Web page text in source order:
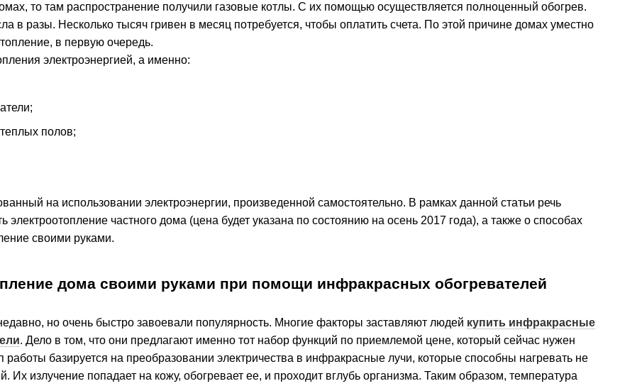
то там распространение получили газовые котлы. С их помощью осуществляется полноценный обогрев.
в разы. Несколько тысяч гривен в месяц потребуется, чтобы оплатить счета. По этой причине домах уместно
в первую очередь.
электроэнергией, а именно:
полов;
на использовании электроэнергии, произведенной самостоятельно. В рамках данной статьи речь
электроотопление частного дома (цена будет указана по состоянию на осень 2017 года), а также о способах
своими руками.
дома своими руками при помощи инфракрасных обогревателей
но очень быстро завоевали популярность. Многие факторы заставляют людей купить инфракрасные
. Дело в том, что они предлагают именно тот набор функций по приемлемой цене, который сейчас нужен
базируется на преобразовании электричества в инфракрасные лучи, которые способны нагревать не
Их излучение попадает на кожу, обогревает ее, и проходит вглубь организма. Таким образом, температура